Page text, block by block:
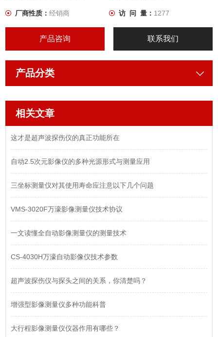
厂商性质：经销商 访 问 量： 1277
产品咨询 联系我们
产品分类
相关文章
这才是超声波探伤仪的真正功能所在
自动2.5次元影像仪的多种光源形式与测量应用
三坐标测量仪对其使用寿命应注意以下几个问题
VMS-3020F万濠影像测量仪技术协议
一文读懂全自动影像测量仪的测量技术
CS-4030H万濠自动影像仪技术参数
超声波探伤仪与探头之间的关系，你清楚吗？
增强型影像测量仪多种功能科普
大行程影像测量仪仪器作用有哪些？